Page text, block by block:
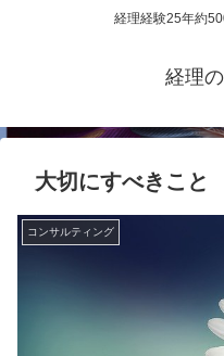
経理経験25年約
経理
大切にすべきこと
コンサルティング